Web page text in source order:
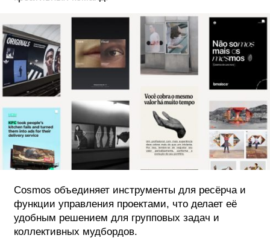
Cosmos объединяет инструменты для ресёрча и
функции управления проектами, что делает её
удобным решением для групповых задач и
коллективных мудбордов.